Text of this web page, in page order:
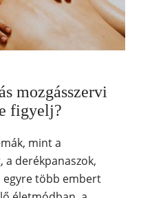
mozgásszervi
figyelj?
mint a
a derékpanaszok,
egyre több embert